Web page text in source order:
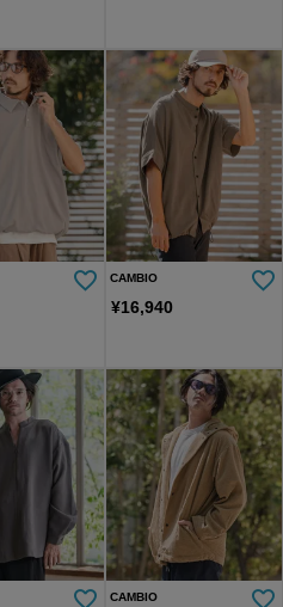
CAMBIO
¥16,940
CAMBIO